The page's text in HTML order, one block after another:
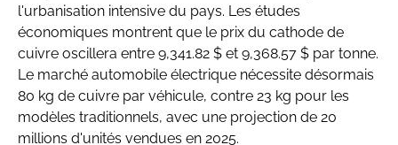
l'urbanisation intensive du pays. Les études
économiques montrent que le prix du cathode de
cuivre oscillera entre 9,341.82 $ et 9,368.57 $ par tonne.
Le marché automobile électrique nécessite désormais
80 kg de cuivre par véhicule, contre 23 kg pour les
modèles traditionnels, avec une projection de 20
millions d'unités vendues en 2025.